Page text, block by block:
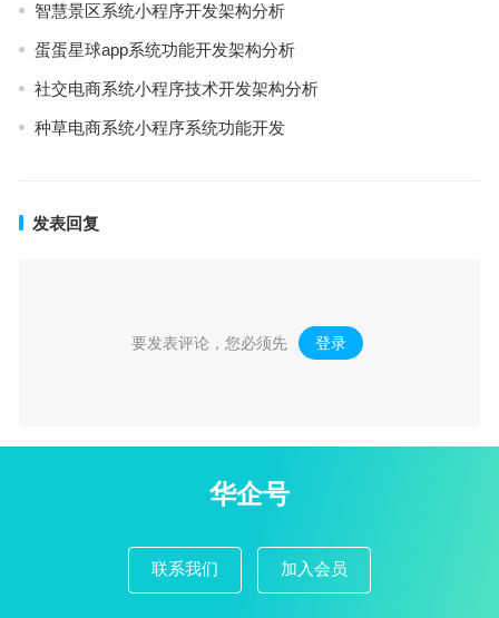
智慧景区系统小程序开发架构分析
蛋蛋星球app系统功能开发架构分析
社交电商系统小程序技术开发架构分析
种草电商系统小程序系统功能开发
发表回复
要发表评论，您必须先 登录 。
华企号
联系我们 加入会员